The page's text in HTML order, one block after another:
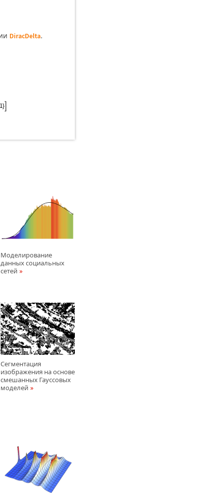
DiracDelta.
Моделирование
данныx социальных
сетей
Сегментация
изображения на основе
смешанных Гауссовых
моделей